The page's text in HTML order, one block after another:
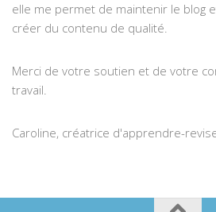
elle me permet de maintenir le blog
créer du contenu de qualité.
Merci de votre soutien et de votre
travail.
Caroline, créatrice d'apprendre-